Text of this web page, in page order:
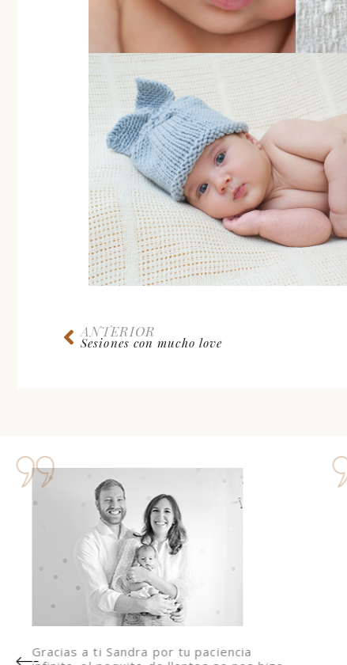
ANTERIOR
Sesiones con mucho love
Gracias a ti Sandra por tu paciencia